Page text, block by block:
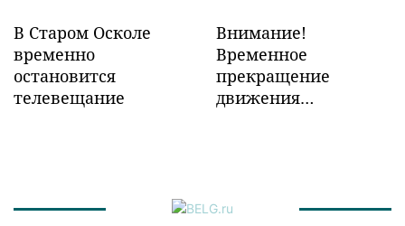
В Старом Осколе
временно
остановится
телевещание
Внимание!
Временное
прекращение
движения